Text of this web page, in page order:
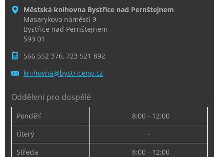
Městská knihovna Bystřice nad Pernštejnem
Masarykovo náměstí 9
Bystřice nad Pernštejnem
593 01
566 552 376, 723 521 892
knihovna@bystricenp.cz
Oddělení pro dospělé
Pondělí
8:00 - 12:00
Úterý
-
Středa
8:00 - 12:00